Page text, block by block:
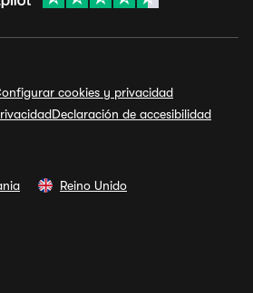
cookies y privacidad
Declaración de accesibilidad
Reino Unido